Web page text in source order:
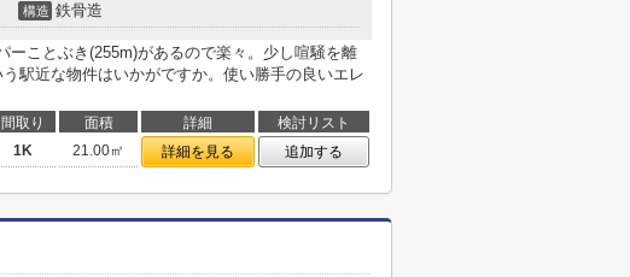
構造 鉄骨造
ーことぶき(255m)があるので楽々。少し喧騒を離
駅近な物件はいかがですか。使い勝手の良いエレ
間取り 面積 詳細
検討リスト
1K 21.00㎡ 詳細を見る 追加する